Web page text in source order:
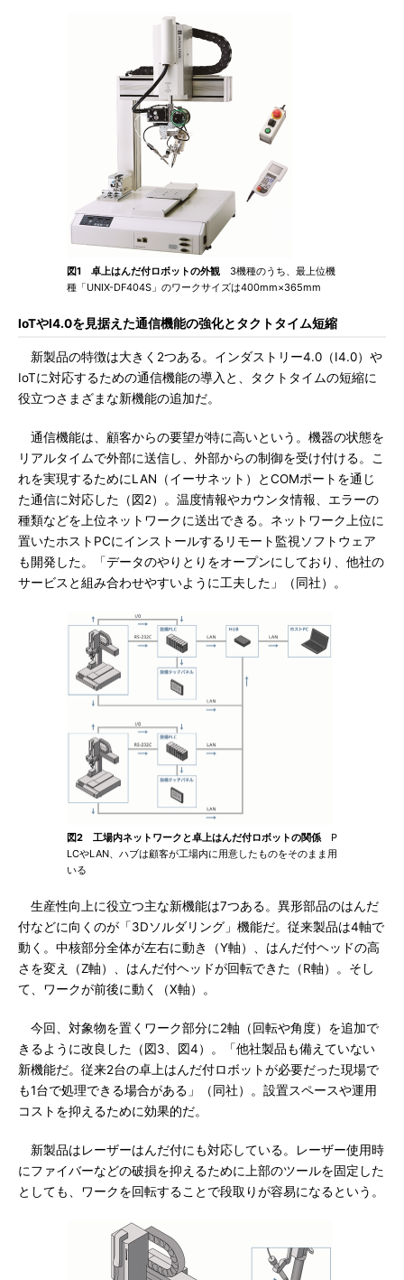
図1 卓上はんだ付ロボットの外観 3機種のうち、最上位機
種「UNIX-DF404S」のワークサイズは400mm×365mm
IoTやI4.0を見据えた通信機能の強化とタクトタイム短縮
新製品の特徴は大きく2つある。インダストリー4.0（I4.0）や
IoTに対応するための通信機能の導入と、タクトタイムの短縮に
役立つさまざまな新機能の追加だ。
通信機能は、顧客からの要望が特に高いという。機器の状態を
リアルタイムで外部に送信し、外部からの制御を受け付ける。こ
れを実現するためにLAN（イーサネット）とCOMポートを通じ
た通信に対応した（図2）。温度情報やカウンタ情報、エラーの
種類などを上位ネットワークに送出できる。ネットワーク上位に
置いたホストPCにインストールするリモート監視ソフトウェア
も開発した。「データのやりとりをオープンにしており、他社の
サービスと組み合わせやすいように工夫した」（同社）。
図2 工場内ネットワークと卓上はんだ付ロボットの関係 P
LCやLAN、ハブは顧客が工場内に用意したものをそのまま用
いる
生産性向上に役立つ主な新機能は7つある。異形部品のはんだ
付などに向くのが「3Dソルダリング」機能だ。従来製品は4軸で
動く。中核部分全体が左右に動き（Y軸）、はんだ付ヘッドの高
さを変え（Z軸）、はんだ付ヘッドが回転できた（R軸）。そし
て、ワークが前後に動く（X軸）。
今回、対象物を置くワーク部分に2軸（回転や角度）を追加で
きるように改良した（図3、図4）。「他社製品も備えていない
新機能だ。従来2台の卓上はんだ付ロボットが必要だった現場で
も1台で処理できる場合がある」（同社）。設置スペースや運用
コストを抑えるために効果的だ。
新製品はレーザーはんだ付にも対応している。レーザー使用時
にファイバーなどの破損を抑えるために上部のツールを固定した
としても、ワークを回転することで段取りが容易になるという。